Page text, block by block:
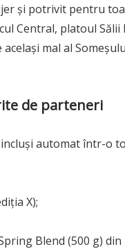
și potrivit pentru
Central, platoul
mal al
de parteneri
automat într-o
X);
Blend (500 g)